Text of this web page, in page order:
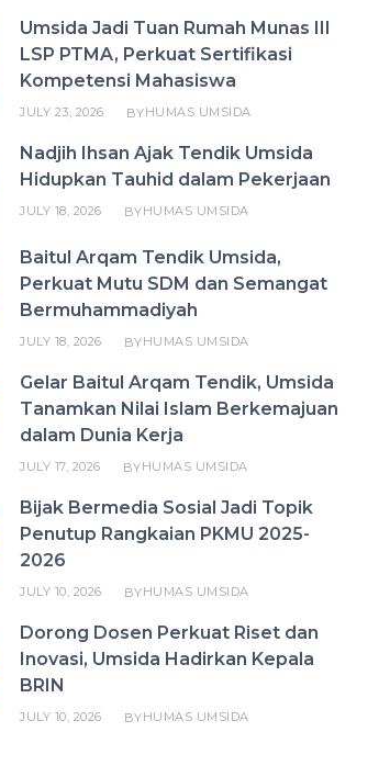
Umsida Jadi Tuan Rumah Munas III
LSP PTMA, Perkuat Sertifikasi
Kompetensi Mahasiswa
JULY 23, 2026 BYHUMAS UMSIDA
Nadjih Ihsan Ajak Tendik Umsida
Hidupkan Tauhid dalam Pekerjaan
JULY 18, 2026 BYHUMAS UMSIDA
Baitul Arqam Tendik Umsida,
Perkuat Mutu SDM dan Semangat
Bermuhammadiyah
JULY 18, 2026 BYHUMAS UMSIDA
Gelar Baitul Arqam Tendik, Umsida
Tanamkan Nilai Islam Berkemajuan
dalam Dunia Kerja
JULY 17, 2026 BYHUMAS UMSIDA
Bijak Bermedia Sosial Jadi Topik
Penutup Rangkaian PKMU 2025-
2026
JULY 10, 2026 BYHUMAS UMSIDA
Dorong Dosen Perkuat Riset dan
Inovasi, Umsida Hadirkan Kepala
BRIN
JULY 10, 2026 BYHUMAS UMSIDA